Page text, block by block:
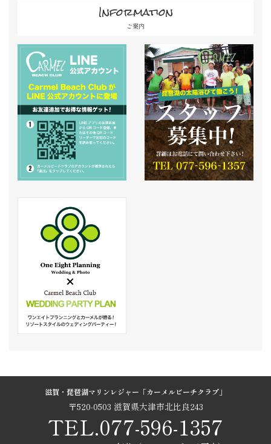
Information
ご案内
滋賀・琵琶湖マリンレジャー「カーメルビーチクラブ」
〒520-0503 滋賀県大津市北比良243
TEL.077-596-1357